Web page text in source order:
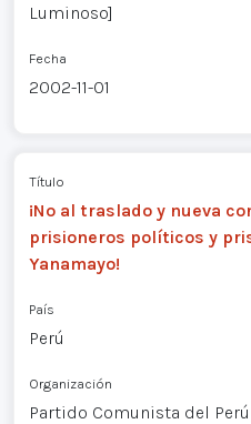
Luminoso]
Fecha
2002-11-01
Título
¡No al traslado y nueva
prisioneros políticos y
Yanamayo!
País
Perú
Organización
Partido Comunista del Perú